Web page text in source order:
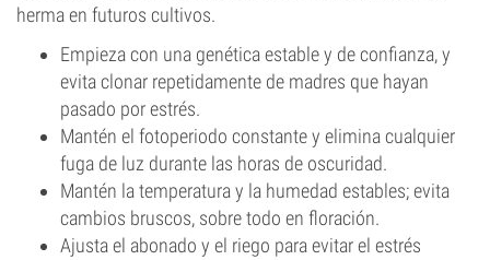
herma en futuros cultivos.
Empieza con una genética estable y de confianza, y
evita clonar repetidamente de madres que hayan
pasado por estrés.
Mantén el fotoperiodo constante y elimina cualquier
fuga de luz durante las horas de oscuridad.
Mantén la temperatura y la humedad estables; evita
cambios bruscos, sobre todo en floración.
Ajusta el abonado y el riego para evitar el estrés